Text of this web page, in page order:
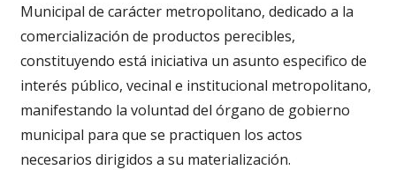
Municipal de carácter metropolitano, dedicado a la
comercialización de productos perecibles,
constituyendo está iniciativa un asunto especifico de
interés público, vecinal e institucional metropolitano,
manifestando la voluntad del órgano de gobierno
municipal para que se practiquen los actos
necesarios dirigidos a su materialización.